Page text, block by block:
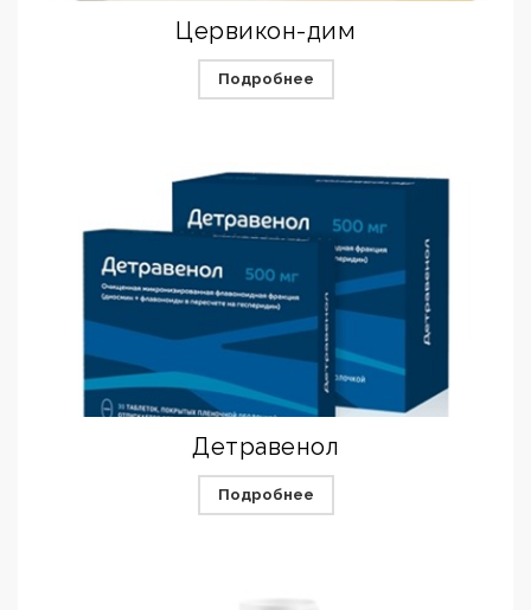
Цервикон-дим
Подробнее
Детравенол
Подробнее